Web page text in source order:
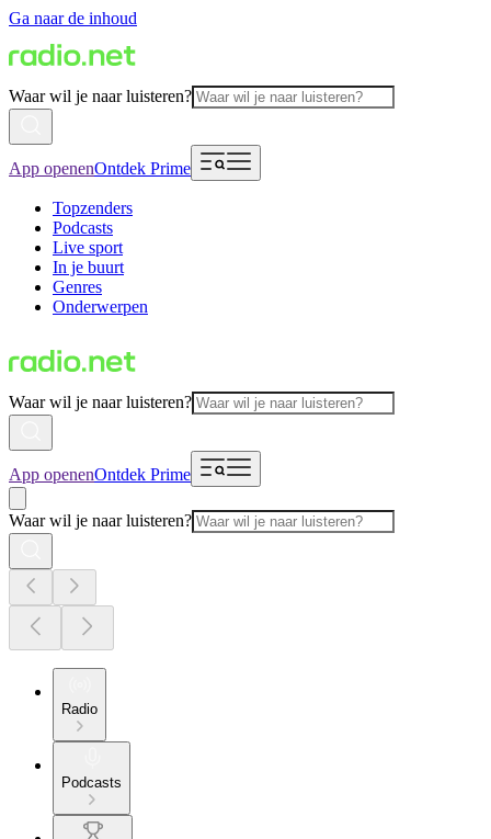
Ga naar de inhoud
Waar wil je naar luisteren?
App openenOntdek Prime
Topzenders
Podcasts
Live sport
In je buurt
Genres
Onderwerpen
Waar wil je naar luisteren?
App openenOntdek Prime
Waar wil je naar luisteren?
Radio
Podcasts